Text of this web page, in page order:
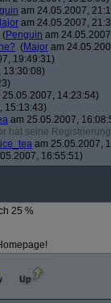
am 24.05.2007,
am 24.05.2007,
(Penguin am
(Major am
19:49:31)
13:30:08)
25.05.2007, 14:23:54)
15:13:43)
am 25.05.2007,
hat seine
am 25.05.2007,
16:55:51)
25 %